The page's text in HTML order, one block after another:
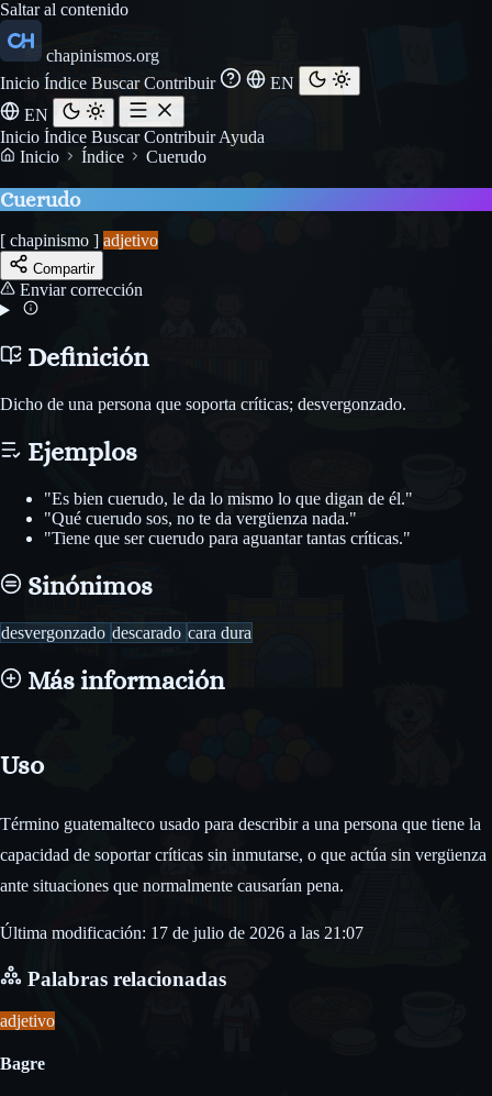
Saltar al contenido
chapinismos.org
Inicio Índice BuscarContribuir
EN
EN
Inicio Índice BuscarContribuirAyuda
Inicio
Índice Cuerudo
Cuerudo
[ chapinismo ] adjetivo
Compartir
Enviar corrección
Definición
Dicho de una persona que soporta críticas; desvergonzado.
Ejemplos
"Es bien cuerudo, le da lo mismo lo que digan de él."
"Qué cuerudo sos, no te da vergüenza nada."
"Tiene que ser cuerudo para aguantar tantas críticas."
Sinónimos
desvergonzado descarado cara dura
Más información
Uso
Término guatemalteco usado para describir a una persona que tiene la
capacidad de soportar críticas sin inmutarse, o que actúa sin vergüenza
ante situaciones que normalmente causarían pena.
Última modificación: 17 de julio de 2026 a las 21:07
Palabras relacionadas
adjetivo
Bagre